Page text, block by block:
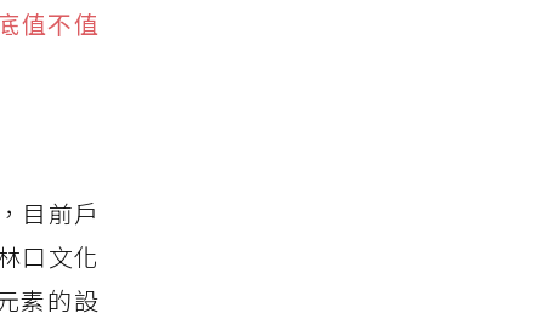
值不值
目前戶
口文化
素的設